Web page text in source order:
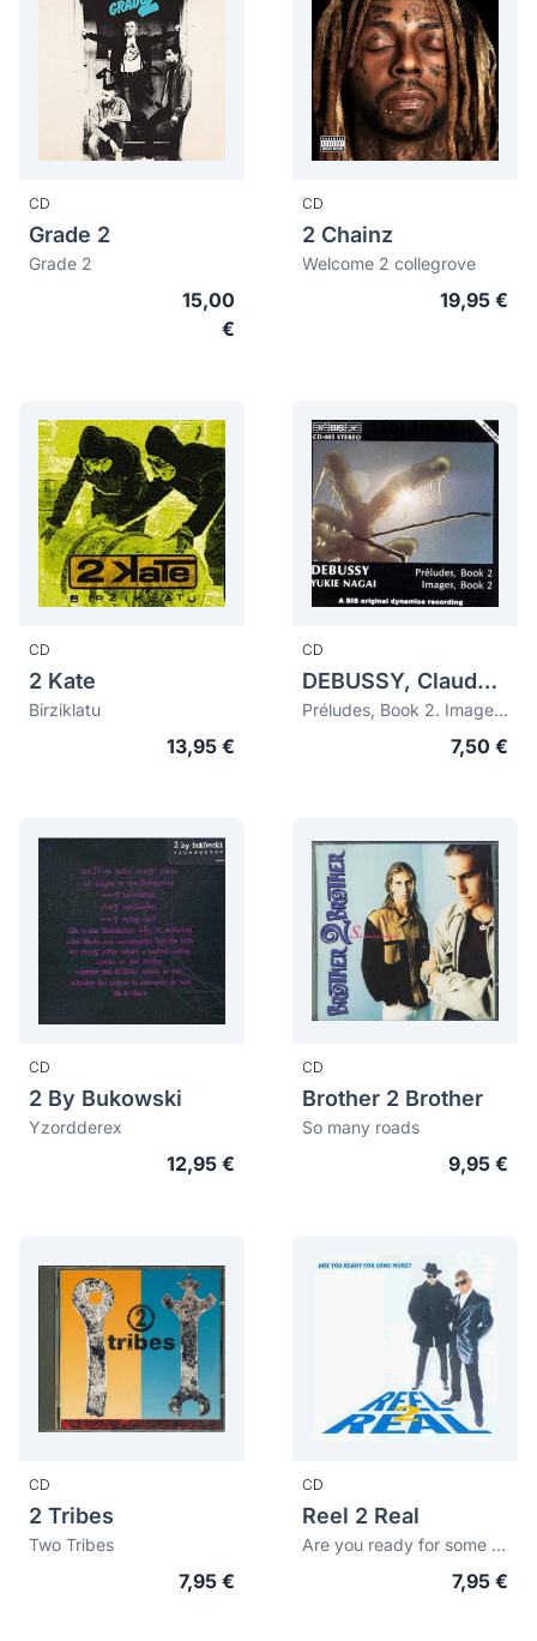
CD
Grade 2
Grade 2
15,00
€
CD
2 Chainz
Welcome 2 collegrove
19,95 €
CD
2 Kate
Birziklatu
13,95 €
CD
DEBUSSY, Claude (1862-1918)
Préludes, Book 2. Images, Book 2
7,50 €
CD
2 By Bukowski
Yzordderex
12,95 €
CD
Brother 2 Brother
So many roads
9,95 €
CD
2 Tribes
Two Tribes
7,95 €
CD
Reel 2 Real
Are you ready for some more?
7,95 €